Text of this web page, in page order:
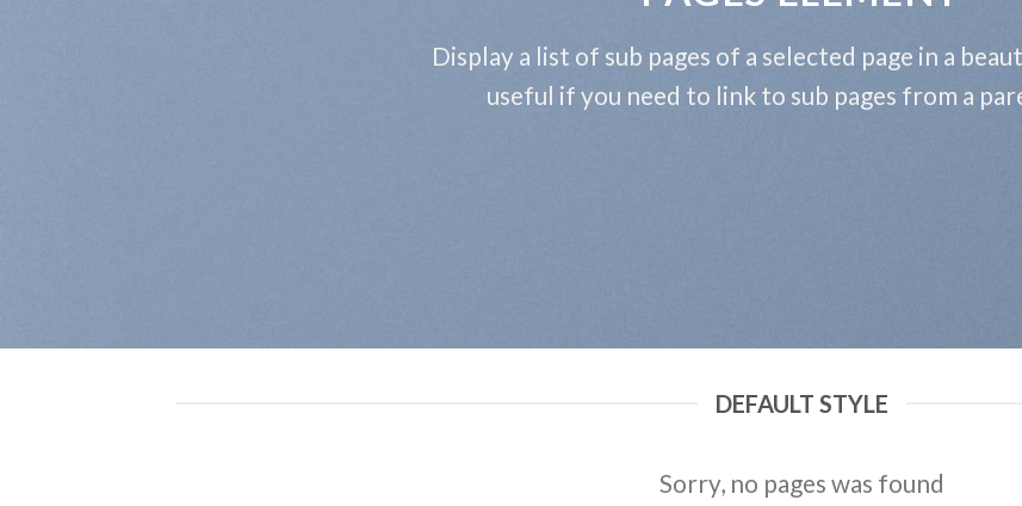
Εάν υπάρχουν μερικά πολλαπλασιαστικά στοιχεία στη γραμμή, θα προστεθούν οι τιμές τους.
Display a list of sub pages of a selected page in a
useful if you need to link to sub pages from a
DEFAULT STYLE
Sorry, no pages was found